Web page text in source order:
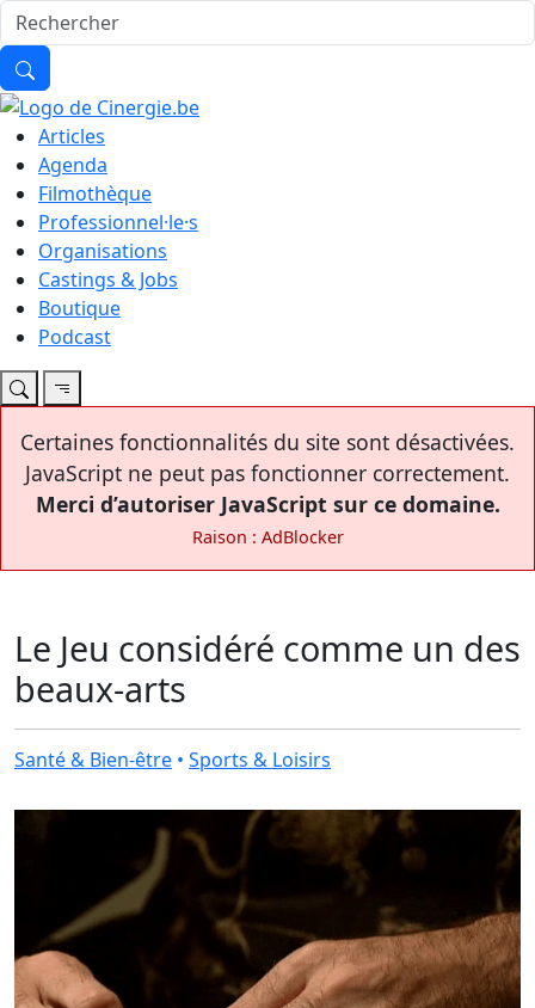
Articles
Agenda
Filmothèque
Professionnel·le·s
Organisations
Castings & Jobs
Boutique
Podcast
Certaines fonctionnalités du site sont désactivées.
JavaScript ne peut pas fonctionner correctement.
Merci d’autoriser JavaScript sur ce domaine.
Raison : AdBlocker
Le Jeu considéré comme un des
beaux-arts
Santé & Bien-être • Sports & Loisirs